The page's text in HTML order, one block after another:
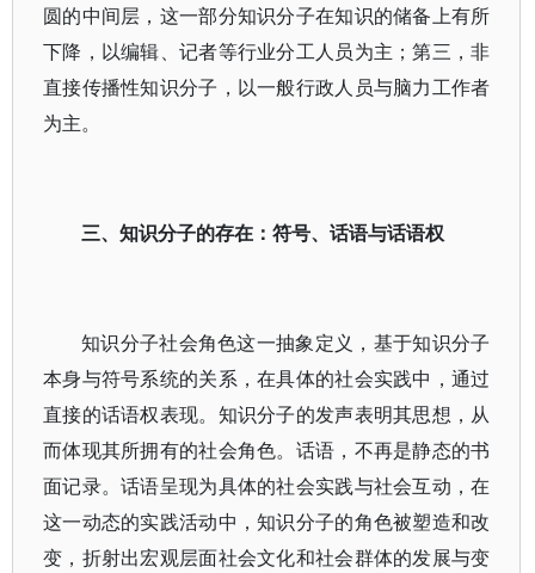
圆的中间层，这一部分知识分子在知识的储备上有所
下降，以编辑、记者等行业分工人员为主；第三，非
直接传播性知识分子，以一般行政人员与脑力工作者
为主。
三、知识分子的存在：符号、话语与话语权
知识分子社会角色这一抽象定义，基于知识分子
本身与符号系统的关系，在具体的社会实践中，通过
直接的话语权表现。知识分子的发声表明其思想，从
而体现其所拥有的社会角色。话语，不再是静态的书
面记录。话语呈现为具体的社会实践与社会互动，在
这一动态的实践活动中，知识分子的角色被塑造和改
变，折射出宏观层面社会文化和社会群体的发展与变